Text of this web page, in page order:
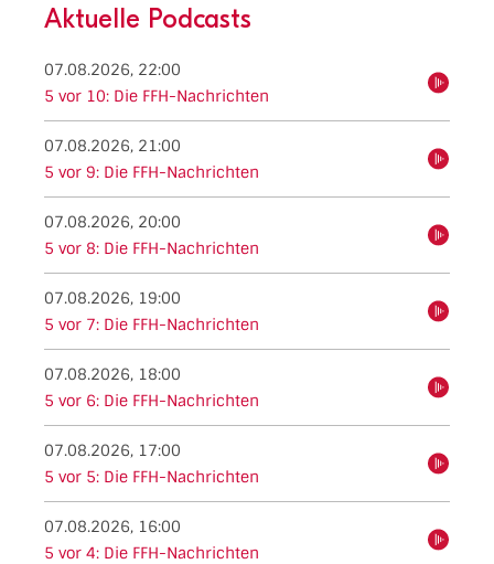
Aktuelle Podcasts
07.08.2026, 22:00
5 vor 10: Die FFH-Nachrichten
07.08.2026, 21:00
5 vor 9: Die FFH-Nachrichten
07.08.2026, 20:00
5 vor 8: Die FFH-Nachrichten
07.08.2026, 19:00
5 vor 7: Die FFH-Nachrichten
07.08.2026, 18:00
5 vor 6: Die FFH-Nachrichten
07.08.2026, 17:00
5 vor 5: Die FFH-Nachrichten
07.08.2026, 16:00
5 vor 4: Die FFH-Nachrichten